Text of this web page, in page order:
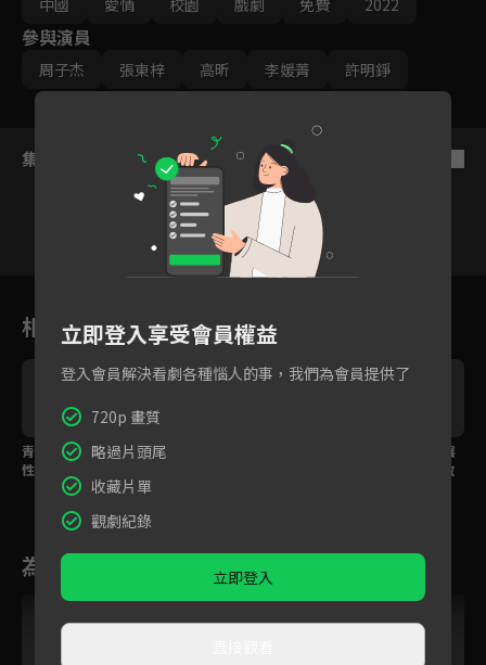
味。李修豪也一直以爲只要一直陪在她身邊，付勝男遲早有一天會
看到自己。直到付勝男的學長劉佑文出現，他才有了危機感，勇敢
的邁出了那一步......
中國
愛情 校園 戲劇 免費 2022
參與演員
周子杰 張東梓 高昕 李媛菁 許明錚
集數列表
相關花絮
青梅竹馬看到對方跟異
性聊天 竟吃醋到摔手
預告：從青梅竹馬發展
成校草與學霸的戀愛故
為您推薦
立即登入享受會員權益
登入會員解決看劇各種惱人的事，我們為會員提供了
720p 畫質
略過片頭尾
收藏片單
觀劇紀錄
立即登入